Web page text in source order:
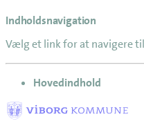
Indholdsnavigation
Vælg et link for at navigere
gå til
Hovedindhold